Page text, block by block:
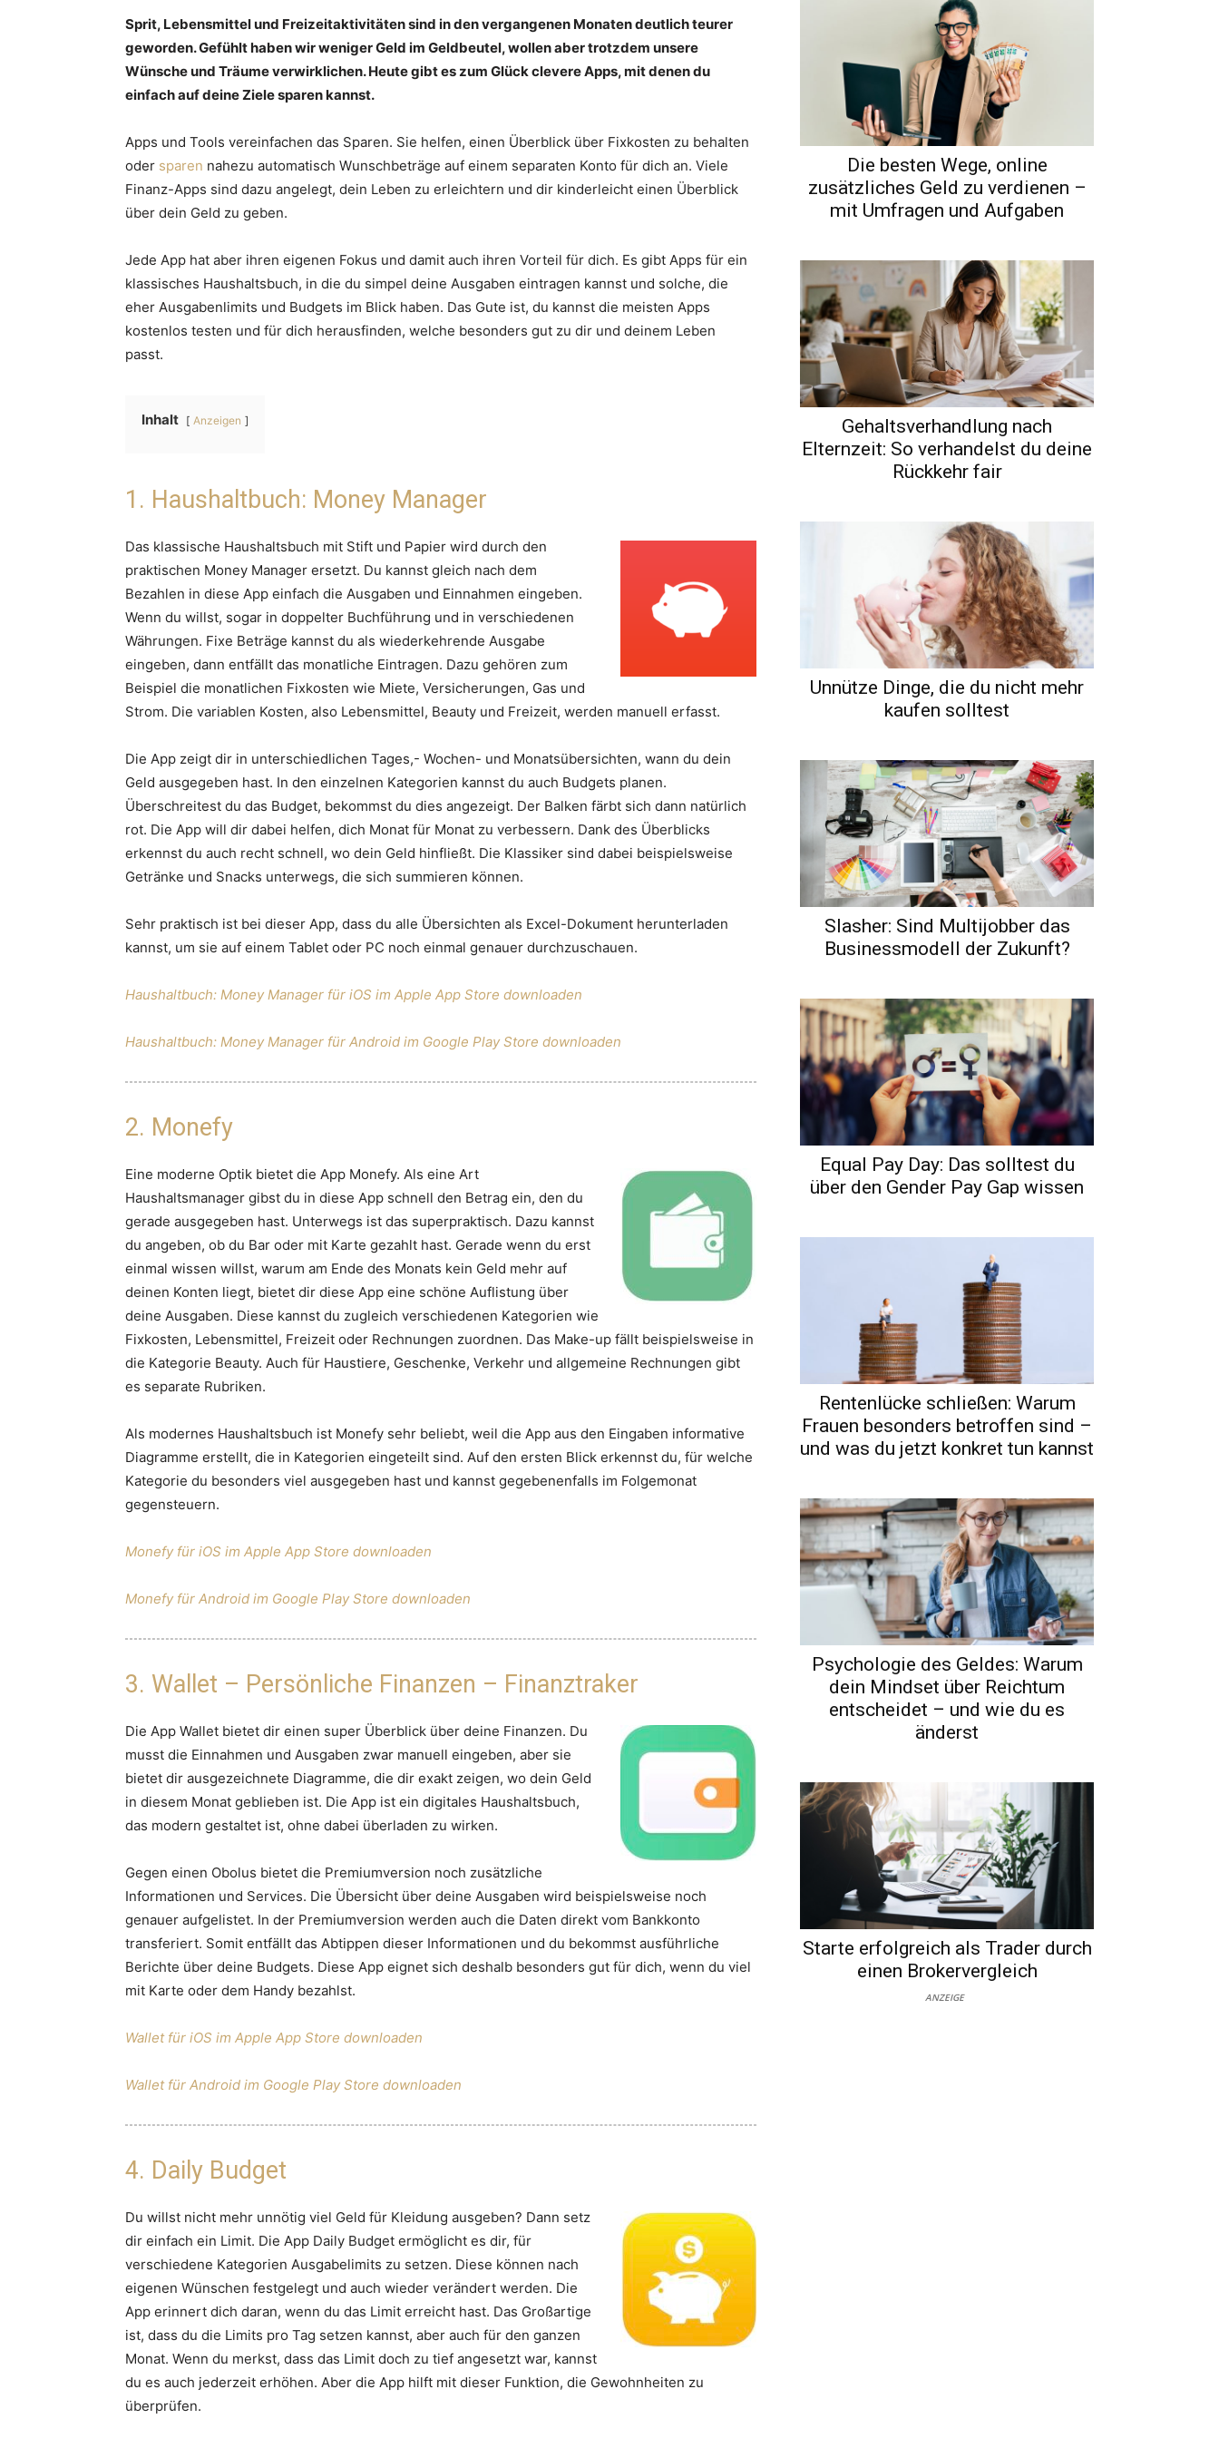
Sprit, Lebensmittel und Freizeitaktivitäten sind in den vergangenen Monaten deutlich teurer
geworden. Gefühlt haben wir weniger Geld im Geldbeutel, wollen aber trotzdem unsere
Wünsche und Träume verwirklichen. Heute gibt es zum Glück clevere Apps, mit denen du
einfach auf deine Ziele sparen kannst.
Apps und Tools vereinfachen das Sparen. Sie helfen, einen Überblick über Fixkosten zu behalten
oder sparen nahezu automatisch Wunschbeträge auf einem separaten Konto für dich an. Viele
Finanz-Apps sind dazu angelegt, dein Leben zu erleichtern und dir kinderleicht einen Überblick
über dein Geld zu geben.
Jede App hat aber ihren eigenen Fokus und damit auch ihren Vorteil für dich. Es gibt Apps für ein
klassisches Haushaltsbuch, in die du simpel deine Ausgaben eintragen kannst und solche, die
eher Ausgabenlimits und Budgets im Blick haben. Das Gute ist, du kannst die meisten Apps
kostenlos testen und für dich herausfinden, welche besonders gut zu dir und deinem Leben
passt.
Inhalt Anzeigen
1. Haushaltbuch: Money Manager
Das klassische Haushaltsbuch mit Stift und Papier wird durch den
praktischen Money Manager ersetzt. Du kannst gleich nach dem
Bezahlen in diese App einfach die Ausgaben und Einnahmen eingeben.
Wenn du willst, sogar in doppelter Buchführung und in verschiedenen
Währungen. Fixe Beträge kannst du als wiederkehrende Ausgabe
eingeben, dann entfällt das monatliche Eintragen. Dazu gehören zum
Beispiel die monatlichen Fixkosten wie Miete, Versicherungen, Gas und
Strom. Die variablen Kosten, also Lebensmittel, Beauty und Freizeit, werden manuell erfasst.
Die App zeigt dir in unterschiedlichen Tages,- Wochen- und Monatsübersichten, wann du dein
Geld ausgegeben hast. In den einzelnen Kategorien kannst du auch Budgets planen.
Überschreitest du das Budget, bekommst du dies angezeigt. Der Balken färbt sich dann natürlich
rot. Die App will dir dabei helfen, dich Monat für Monat zu verbessern. Dank des Überblicks
erkennst du auch recht schnell, wo dein Geld hinfließt. Die Klassiker sind dabei beispielsweise
Getränke und Snacks unterwegs, die sich summieren können.
Sehr praktisch ist bei dieser App, dass du alle Übersichten als Excel-Dokument herunterladen
kannst, um sie auf einem Tablet oder PC noch einmal genauer durchzuschauen.
Haushaltbuch: Money Manager für iOS im Apple App Store downloaden
Haushaltbuch: Money Manager für Android im Google Play Store downloaden
2. Monefy
Eine moderne Optik bietet die App Monefy. Als eine Art
Haushaltsmanager gibst du in diese App schnell den Betrag ein, den du
gerade ausgegeben hast. Unterwegs ist das superpraktisch. Dazu kannst
du angeben, ob du Bar oder mit Karte gezahlt hast. Gerade wenn du erst
einmal wissen willst, warum am Ende des Monats kein Geld mehr auf
deinen Konten liegt, bietet dir diese App eine schöne Auflistung über
deine Ausgaben. Diese kannst du zugleich verschiedenen Kategorien wie
Fixkosten, Lebensmittel, Freizeit oder Rechnungen zuordnen. Das Make-up fällt beispielsweise in
die Kategorie Beauty. Auch für Haustiere, Geschenke, Verkehr und allgemeine Rechnungen gibt
es separate Rubriken.
Als modernes Haushaltsbuch ist Monefy sehr beliebt, weil die App aus den Eingaben informative
Diagramme erstellt, die in Kategorien eingeteilt sind. Auf den ersten Blick erkennst du, für welche
Kategorie du besonders viel ausgegeben hast und kannst gegebenenfalls im Folgemonat
gegensteuern.
Monefy für iOS im Apple App Store downloaden
Monefy für Android im Google Play Store downloaden
3. Wallet – Persönliche Finanzen – Finanztraker
Die App Wallet bietet dir einen super Überblick über deine Finanzen. Du
musst die Einnahmen und Ausgaben zwar manuell eingeben, aber sie
bietet dir ausgezeichnete Diagramme, die dir exakt zeigen, wo dein Geld
in diesem Monat geblieben ist. Die App ist ein digitales Haushaltsbuch,
das modern gestaltet ist, ohne dabei überladen zu wirken.
Gegen einen Obolus bietet die Premiumversion noch zusätzliche
Informationen und Services. Die Übersicht über deine Ausgaben wird beispielsweise noch
genauer aufgelistet. In der Premiumversion werden auch die Daten direkt vom Bankkonto
transferiert. Somit entfällt das Abtippen dieser Informationen und du bekommst ausführliche
Berichte über deine Budgets. Diese App eignet sich deshalb besonders gut für dich, wenn du viel
mit Karte oder dem Handy bezahlst.
Wallet für iOS im Apple App Store downloaden
Wallet für Android im Google Play Store downloaden
4. Daily Budget
Du willst nicht mehr unnötig viel Geld für Kleidung ausgeben? Dann setz
dir einfach ein Limit. Die App Daily Budget ermöglicht es dir, für
verschiedene Kategorien Ausgabelimits zu setzen. Diese können nach
eigenen Wünschen festgelegt und auch wieder verändert werden. Die
App erinnert dich daran, wenn du das Limit erreicht hast. Das Großartige
ist, dass du die Limits pro Tag setzen kannst, aber auch für den ganzen
Monat. Wenn du merkst, dass das Limit doch zu tief angesetzt war, kannst
du es auch jederzeit erhöhen. Aber die App hilft mit dieser Funktion, die Gewohnheiten zu
überprüfen.
Die besten Wege, online
zusätzliches Geld zu verdienen –
mit Umfragen und Aufgaben
Gehaltsverhandlung nach
Elternzeit: So verhandelst du deine
Rückkehr fair
Unnütze Dinge, die du nicht mehr
kaufen solltest
Slasher: Sind Multijobber das
Businessmodell der Zukunft?
Equal Pay Day: Das solltest du
über den Gender Pay Gap wissen
Rentenlücke schließen: Warum
Frauen besonders betroffen sind –
und was du jetzt konkret tun kannst
Psychologie des Geldes: Warum
dein Mindset über Reichtum
entscheidet – und wie du es
änderst
Starte erfolgreich als Trader durch
einen Brokervergleich
ANZEIGE